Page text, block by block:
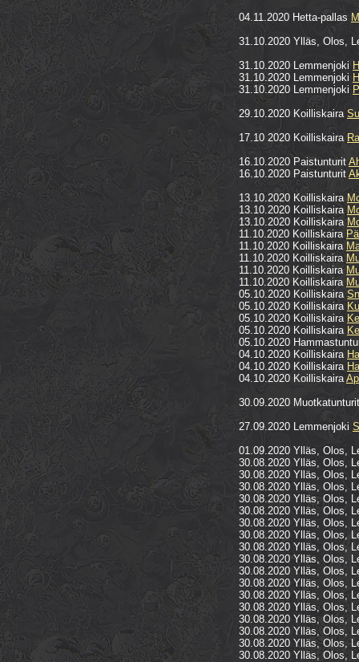
04.11.2020 Hetta-pallas
31.10.2020 Ylläs, Olos,
31.10.2020 Lemmenjoki
31.10.2020 Lemmenjoki
31.10.2020 Lemmenjoki
29.10.2020 Koilliskaira
17.10 2020 Koilliskaira
16.10.2020 Paistunturit
16.10.2020 Paistunturit
13.10.2020 Koilliskaira
13.10.2020 Koilliskaira
13.10.2020 Koilliskaira
11.10.2020 Koilliskaira
11.10.2020 Koilliskaira
11.10.2020 Koilliskaira
11.10.2020 Koilliskaira
11.10.2020 Koilliskaira
05.10.2020 Koilliskaira
05.10.2020 Koilliskaira
05.10.2020 Koilliskaira
05.10.2020 Koilliskaira
05.10.2020
04.10.2020 Koilliskaira
04.10.2020 Koilliskaira
04.10.2020 Koilliskaira
30.09.2020
27.09.2020 Lemmenjoki
01.09.2020 Ylläs, Olos,
30.08.2020 Ylläs, Olos,
30.08.2020 Ylläs, Olos,
30.08.2020 Ylläs, Olos,
30.08.2020 Ylläs, Olos,
30.08.2020 Ylläs, Olos,
30.08.2020 Ylläs, Olos,
30.08.2020 Ylläs, Olos,
30.08.2020 Ylläs, Olos,
30.08.2020 Ylläs, Olos,
30.08.2020 Ylläs, Olos,
30.08.2020 Ylläs, Olos,
30.08.2020 Ylläs, Olos,
30.08.2020 Ylläs, Olos,
30.08.2020 Ylläs, Olos,
30.08.2020 Ylläs, Olos,
30.08.2020 Ylläs, Olos,
30.08.2020 Ylläs, Olos,